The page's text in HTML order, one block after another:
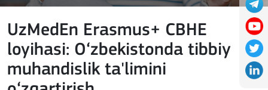
UzMedEn Erasmus+ CBHE
loyihasi: O‘zbekistonda tibbiy
muhandislik ta'limini